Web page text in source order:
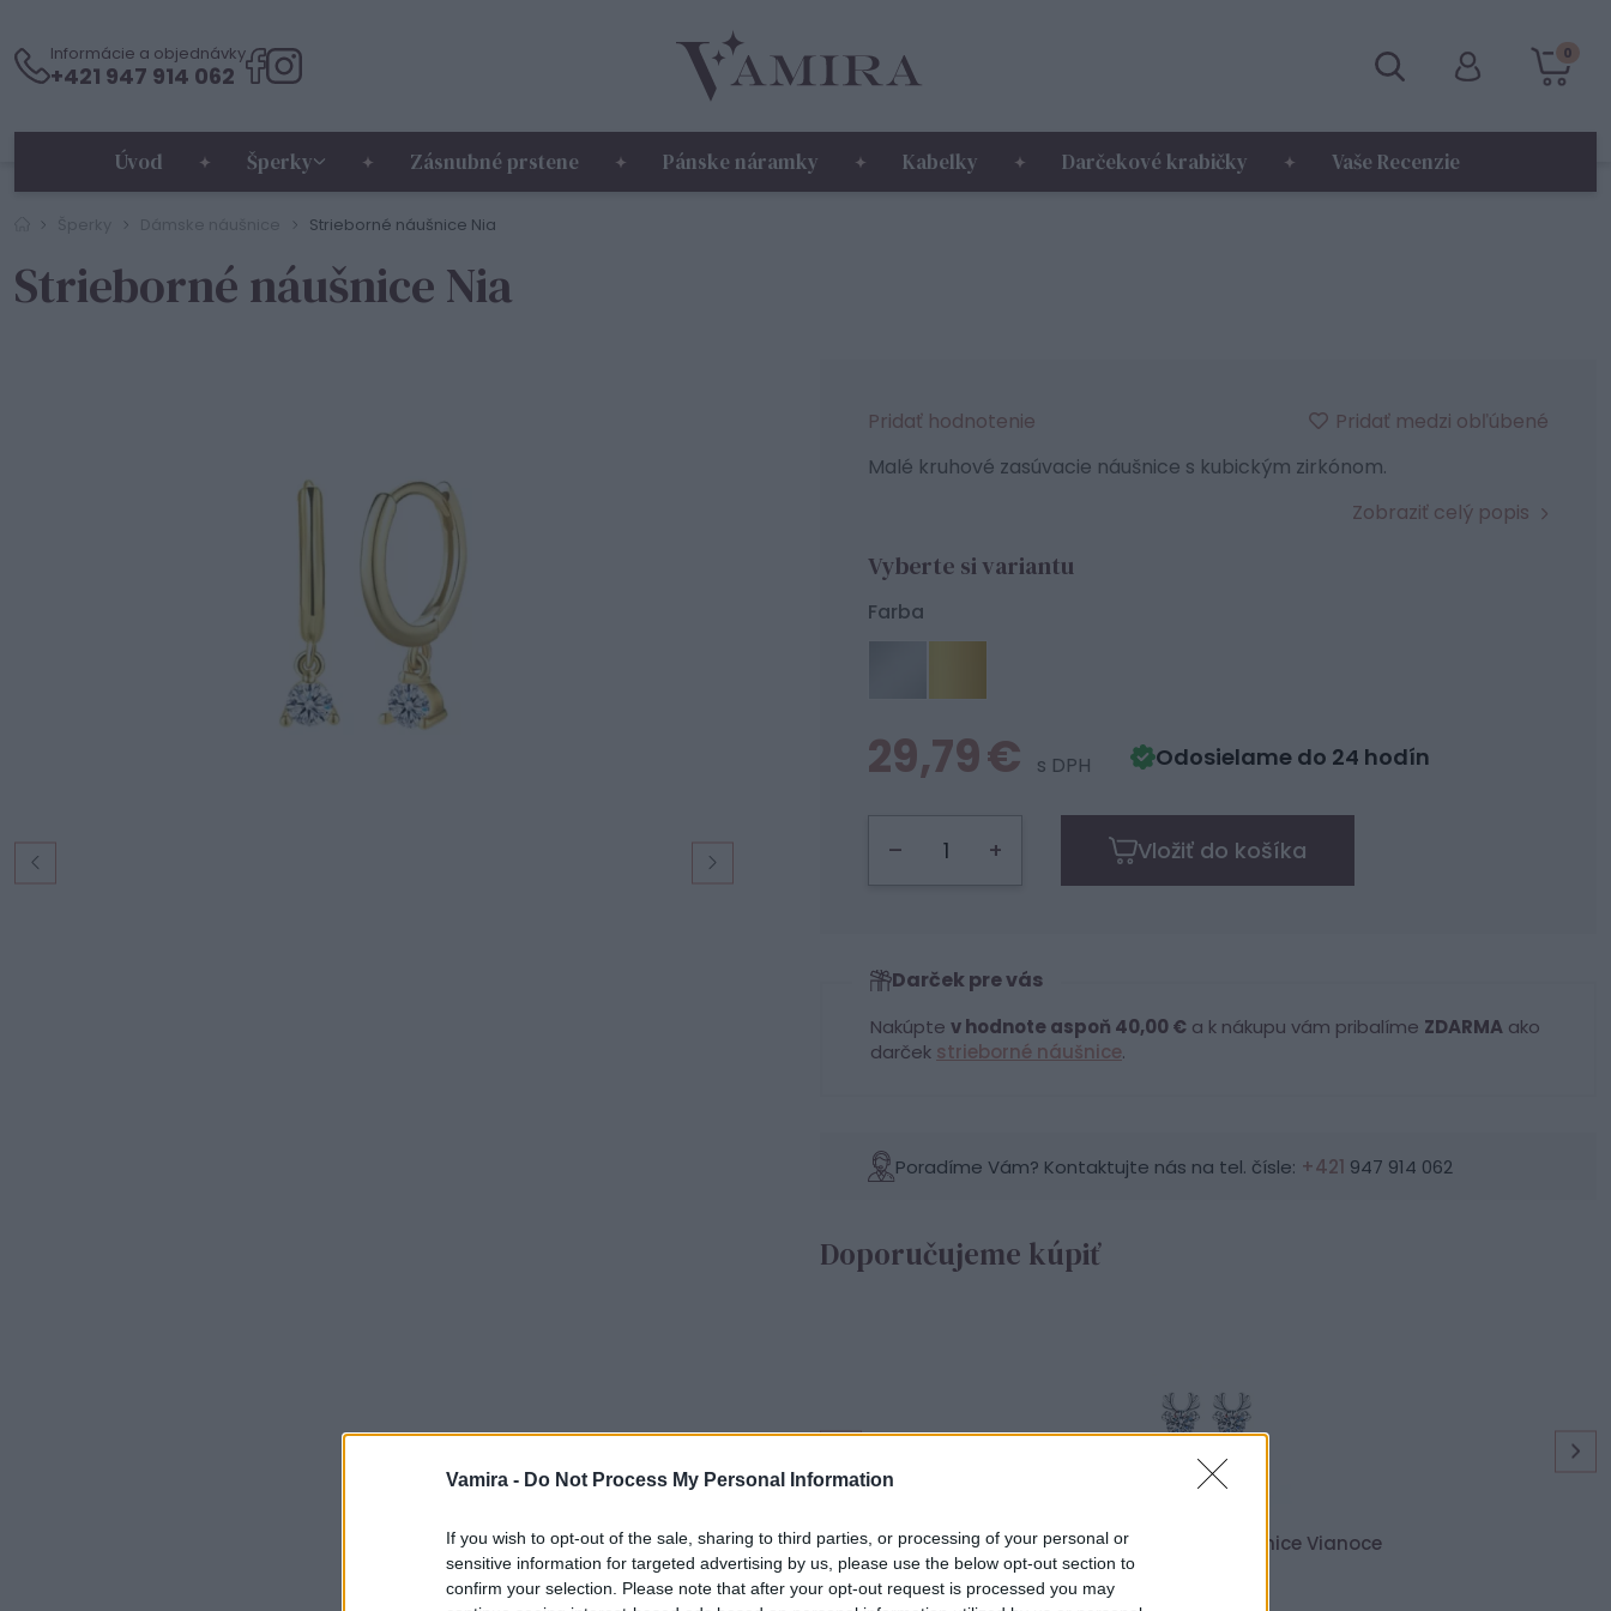
Vamira - Do Not Process My Personal Information
If you wish to opt-out of the sale, sharing to third parties, or processing of your personal or
sensitive information for targeted advertising by us, please use the below opt-out section to
confirm your selection. Please note that after your opt-out request is processed you may
Informácie a objednávky
+421 947 914 062
0
Úvod Šperky Zásnubné prstene Pánske náramky Kabelky Darčekové krabičky Vaše Recenzie
Strieborné náušnice Nia
Strieborné náušnice Nia
Pridať hodnotenie
Pridať medzi obľúbené
Malé kruhové zasúvacie náušnice s kubickým zirkónom.
Zobraziť celý popis
Vyberte si variantu
Farba
29,79 € s DPH Odosielame do 24 hodín
– + Vložiť do košíka
Darček pre vás
Nakúpte v hodnote aspoň 40,00 € a k nákupu vám pribalíme ZDARMA ako
darček strieborné náušnice.
Poradíme Vám? Kontaktujte nás na tel. čísle: +421 947 914 062
Doporučujeme kúpiť
Strieborné dámske náušnice Vianoce